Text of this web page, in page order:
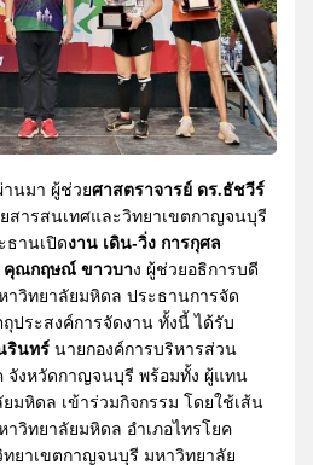
านมา ผู้ช่วยศาสตราจารย์ ดร.ธัชวีร์
สารสนเทศและวิทยาเขตกาญจนบุรี
ธานเปิดงาน เดิน-วิ่ง การกุศล
คุณกฤษณ์ ขาวบาง ผู้ช่วยอธิการบดี
วิทยาลัยมหิดล ประธานการจัด
ประสงค์การจัดงาน ทั้งนี้ ได้รับ
รินทร์ นายกองค์การบริหารส่วน
จังหวัดกาญจนบุรี พร้อมทั้ง ผู้แทน
มหิดล เข้าร่วมกิจกรรม โดยใช้เส้น
วิทยาลัยมหิดล อำเภอไทรโยค
ยาเขตกาญจนบุรี มหาวิทยาลัย